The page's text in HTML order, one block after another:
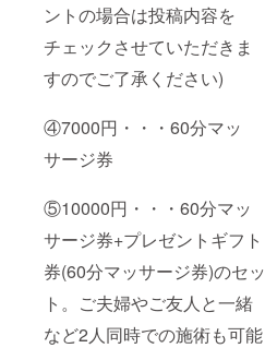
ントの場合は投稿内容を
チェックさせていただきま
すのでご了承ください)
④7000円・・・60分マッ
サージ券
⑤10000円・・・60分マッ
サージ券+プレゼントギフト
券(60分マッサージ券)のセッ
ト。ご夫婦やご友人と一緒
など2人同時での施術も可能